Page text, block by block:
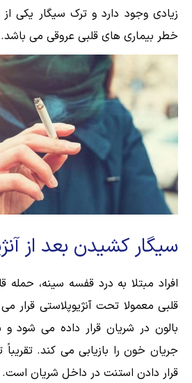
زیادی وجود دارد و ترک سیگار یکی
خطر بیماری های قلبی عروقی می باشد.
سیگار کشیدن بعد از
افراد مبتلا به درد قفسه سینه، حمله
قلبی معمولا تحت آنژیوپلاستی قرار
بالون در شریان قرار داده می شود
جریان خون را بازیابی می کند. تقریباً
قرار دادن استنت در داخل شریان است.